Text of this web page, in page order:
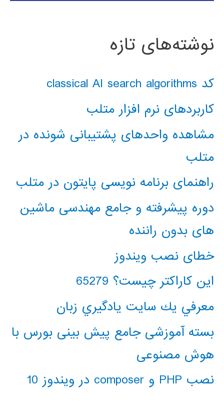
نوشته‌های تازه
کد classical AI search algorithms
کاربردهای نرم افزار متلب
مشاهده واحدهای پشتیبانی شونده در
متلب
راهنمای برنامه نویسی پایتون در متلب
دوره پیشرفته و جامع مهندسی ماشین
های بدون راننده
خطای نصب ویندوز
این کاراکتر چیست؟ 65279
معرفي يك سايت يادگيري زبان
بسته آموزشی جامع پیش بینی بورس با
هوش مصنوعی
نصب PHP و composer در ویندوز 10